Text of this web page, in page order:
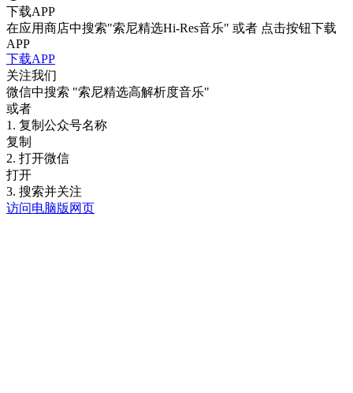
下载APP
在应用商店中搜索"索尼精选Hi-Res音乐" 或者 点击按钮下载
APP
下载APP
关注我们
微信中搜索 "索尼精选高解析度音乐"
或者
1. 复制公众号名称
复制
2. 打开微信
打开
3. 搜索并关注
访问电脑版网页